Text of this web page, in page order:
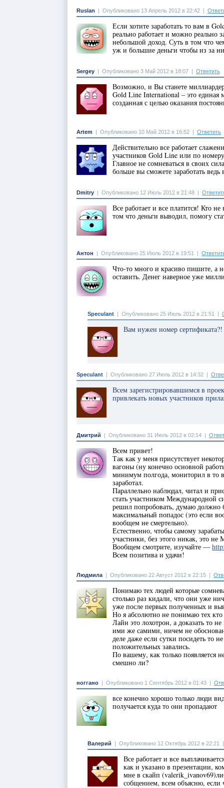
Ruslan | Опубликовано 13 Апрель 2012 в 22:42 |
Если хотите заработать то вам в
реально работает и можно реально
небольшой доход. Суть в том что
уж и большие деньги чтобы из за
Sergey | Опубликовано 3 Май 2012 в 18:07 | Ответить
Возможно, и Вы станете
Gold Line International – это
созданная с целью оказания
Artem | Опубликовано 10 Май 2012 в 16:52 | Ответить
Действительно все работает
участников Gold Line или по
Главное не сомневаться в своих
больше вы сможете заработать
Dmitry | Опубликовано 12 Июль 2012 в 21:48 |
Все работает и все платится! Кто
том что деньги выводил, помогу
Антон | Опубликовано 25 Июль 2012 в 19:51 |
Что-то много и красиво пишите, а
оставить. Денег наверное уже
Speculant | Опубликовано 25 Июль 2012 в 21:51 |
Вам нужен номер
Speculant | Опубликовано 27 Июль 2012 в 14:32 |
Всем зарегистрировавшимся в
привлекать новых участников
Дмитрий | Опубликовано 31 Июль 2012 в 02:14 |
Всем привет!
Так как у меня присутствует
вагоны (ну конечно основной
минимум полгода, мониторил в то
заработал.
Параллельно наблюдал, читал и
стать участником Международной
решил попробовать, думаю должно
максимальный попадос (это если
вообщем не смертельно).
Естественно, чтобы самому
участники, без этого никак, это
Вообщем смотрите, изучайте —
Всем позитива и удачи!
Людмила | Опубликовано 22 Август 2012 в 22:15 |
Понимаю тех людей которые
столько раз кидали, что они уже
уже после первых полученных и
Но я абсолютно не понимаю тех кто
Лайн это лохотрон, а доказать то
ими же самими, ничем не
деле даже если сутки посидеть
положительных завались.
По вашему, как только появляется
смешно ли?
ноггано | Опубликовано 1 Сентябрь 2012 в 01:43 |
все конечно хорошо только люди
получается куда то они пропадают
Валерий | Опубликовано 12 Октябрь 2012 в 22:21
Все работает и все
как и указано в презентации,
мне в скайп
собщением, всем объясню, если